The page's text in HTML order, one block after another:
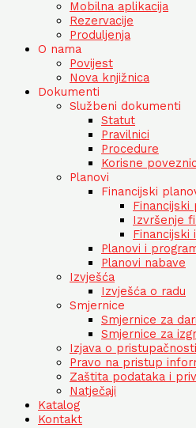
Mobilna aplikacija
Rezervacije
Produljenja
O nama
Povijest
Nova knjižnica
Dokumenti
Službeni dokumenti
Statut
Pravilnici
Procedure
Korisne
Planovi
Financijski
Financijski
Izvršenje
Financijski
Planovi i
Planovi nabave
Izvješća
Izvješća o radu
Smjernice
Smjernice za
Smjernice za
Izjava o pristupačnosti
Pravo na pristup
Zaštita podataka i
Natječaji
Katalog
Kontakt